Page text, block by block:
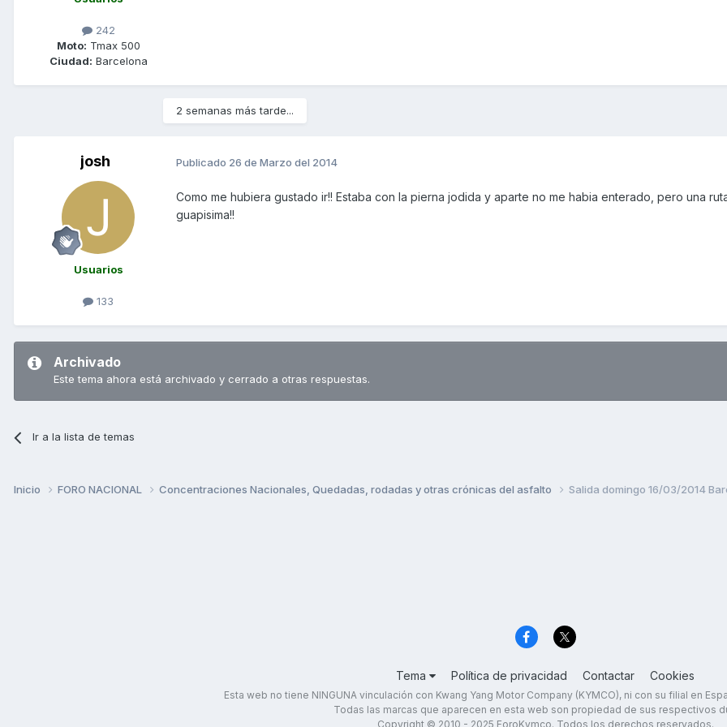
242
Moto: Tmax 500
Ciudad: Barcelona
2 semanas más tarde...
josh
Usuarios
133
Publicado 26 de Marzo del 2014
Como me hubiera gustado ir!! Estaba con la pierna jodida y aparte no me habia enterado, pero una
guapisima!!
Archivado
Este tema ahora está archivado y cerrado a otras respuestas.
Ir a la lista de temas
Inicio FORO NACIONAL Concentraciones Nacionales, Quedadas, rodadas y otras crónicas del asfalto Salida domingo 16/03/2014
Tema Política de privacidad Contactar Cookies
Esta web no tiene NINGUNA vinculación con Kwang Yang Motor Company (KYMCO), ni con su filial en
Todas las marcas que aparecen en esta web son propiedad de sus respectivos
Copyright © 2010 - 2025 ForoKymco. Todos los derechos reservados.